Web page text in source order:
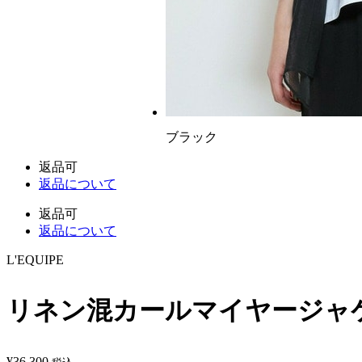
ブラック
返品可
返品について
返品可
返品について
L'EQUIPE
リネン混カールマイヤージャ